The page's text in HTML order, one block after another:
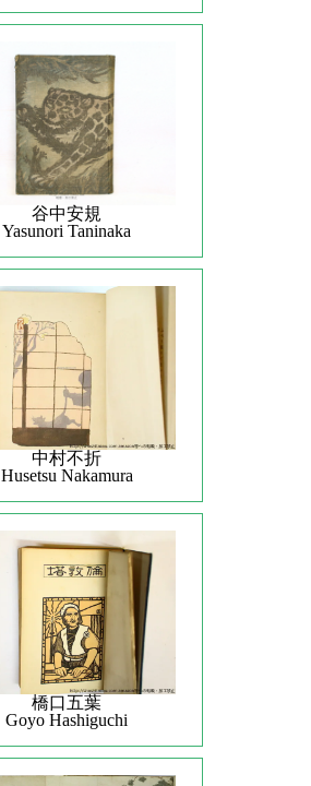
谷中安規
Yasunori Taninaka
中村不折
Husetsu Nakamura
橋口五葉
Goyo Hashiguchi